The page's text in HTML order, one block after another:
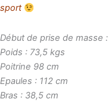
sport
Début de prise de masse :
Poids : 73,5 kgs
Poitrine 98 cm
Epaules : 112 cm
Bras : 38,5 cm